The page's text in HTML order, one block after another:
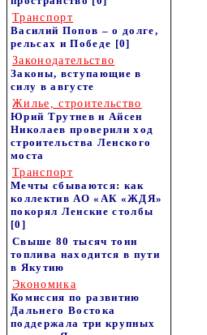
Транспорт
Василий Попов – о долге,
рельсах и Победе [0]
Законодательство
Законы, вступающие в
силу в августе
Жилье, строительство
Юрий Трутнев и Айсен
Николаев проверили ход
строительства Ленского
моста
Транспорт
Мечты сбываются: как
коллектив АО «АК «ЖДЯ»
покорял Ленские столбы
[0]
Свыше 80 тысяч тонн
топлива находится в пути
в Якутию
Экономика
Комиссия по развитию
Дальнего Востока
поддержала три крупных